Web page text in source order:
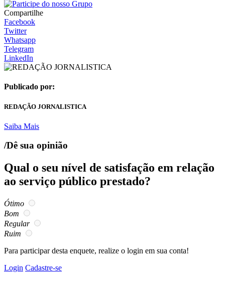
Compartilhe
Facebook
Twitter
Whatsapp
Telegram
LinkedIn
Publicado por:
REDAÇÃO JORNALISTICA
Saiba Mais
/Dê sua opinião
Qual o seu nível de satisfação em relação
ao serviço público prestado?
Ótimo
Bom
Regular
Ruim
Para participar desta enquete, realize o login em sua conta!
Login Cadastre-se